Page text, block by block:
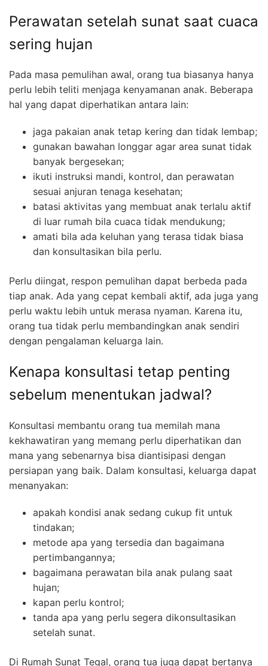
Perawatan setelah sunat saat cuaca
sering hujan
Pada masa pemulihan awal, orang tua biasanya hanya
perlu lebih teliti menjaga kenyamanan anak. Beberapa
hal yang dapat diperhatikan antara lain:
jaga pakaian anak tetap kering dan tidak lembap;
gunakan bawahan longgar agar area sunat tidak
banyak bergesekan;
ikuti instruksi mandi, kontrol, dan perawatan
sesuai anjuran tenaga kesehatan;
batasi aktivitas yang membuat anak terlalu aktif
di luar rumah bila cuaca tidak mendukung;
amati bila ada keluhan yang terasa tidak biasa
dan konsultasikan bila perlu.
Perlu diingat, respon pemulihan dapat berbeda pada
tiap anak. Ada yang cepat kembali aktif, ada juga yang
perlu waktu lebih untuk merasa nyaman. Karena itu,
orang tua tidak perlu membandingkan anak sendiri
dengan pengalaman keluarga lain.
Kenapa konsultasi tetap penting
sebelum menentukan jadwal?
Konsultasi membantu orang tua memilah mana
kekhawatiran yang memang perlu diperhatikan dan
mana yang sebenarnya bisa diantisipasi dengan
persiapan yang baik. Dalam konsultasi, keluarga dapat
menanyakan:
apakah kondisi anak sedang cukup fit untuk
tindakan;
metode apa yang tersedia dan bagaimana
pertimbangannya;
bagaimana perawatan bila anak pulang saat
hujan;
kapan perlu kontrol;
tanda apa yang perlu segera dikonsultasikan
setelah sunat.
Di Rumah Sunat Tegal, orang tua juga dapat bertanya